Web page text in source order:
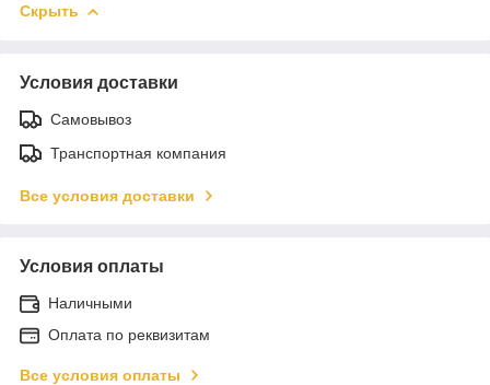
Скрыть
Условия доставки
Самовывоз
Транспортная компания
Все условия доставки
Условия оплаты
Наличными
Оплата по реквизитам
Все условия оплаты